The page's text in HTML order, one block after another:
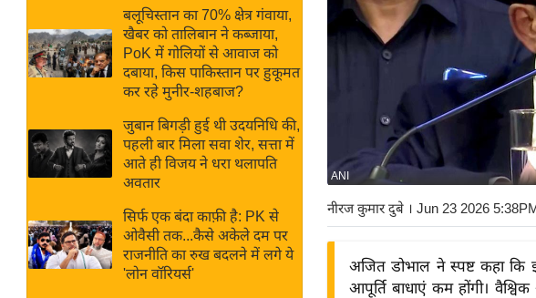
Hindi
Hindi
Videos
राय
बजट
IPL
2026
ई-पेपर
मिसाल बेमिसाल
शख्सियत
बलूचिस्तान का 70% क्षेत्र गंवाया,
खैबर को तालिबान ने कब्जाया,
PoK में गोलियों से आवाज को
दबाया, किस पाकिस्तान पर हुकूमत
कर रहे मुनीर-शहबाज?
जुबान बिगड़ी हुई थी उदयनिधि की,
पहली बार मिला सवा शेर, सत्ता में
आते ही विजय ने धरा थलापति
अवतार
सिर्फ एक बंदा काफ़ी है: PK से
ओवैसी तक...कैसे अकेले दम पर
राजनीति का रुख बदलने में लगे ये
'लोन वॉरियर्स'
ANI
नीरज कुमार दुबे । Jun 23 2026
अजित डोभाल ने स्पष्ट कहा
आपूर्ति बाधाएं कम होंगी।